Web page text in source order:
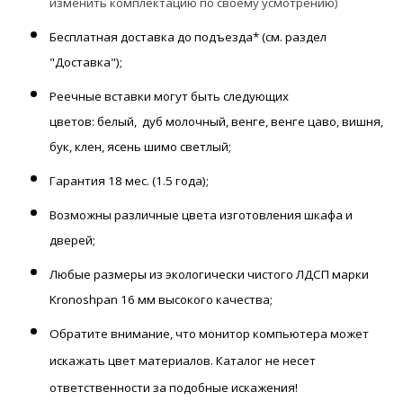
Бесплатная доставка до подъезда* (см. раздел
"Доставка");
Реечные вставки могут быть следующих
цветов: белый,
дуб молочный, венге, венге цаво, вишня,
бук, клен, ясень шимо светлый;
Гарантия 18 мес. (1.5 года);
Возможны различные цвета изготовления шкафа и
дверей;
Любые размеры из экологически чистого ЛДСП марки
Kronoshpan 16 мм высокого качества;
Обратите внимание, что монитор компьютера может
искажать цвет материалов. Каталог не несет
ответственности за подобные искажения!